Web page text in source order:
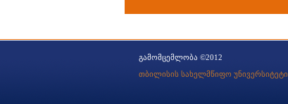
გამომცემლობა ©2012
თბილისის სახელმწიფო უნივერსიტეტი